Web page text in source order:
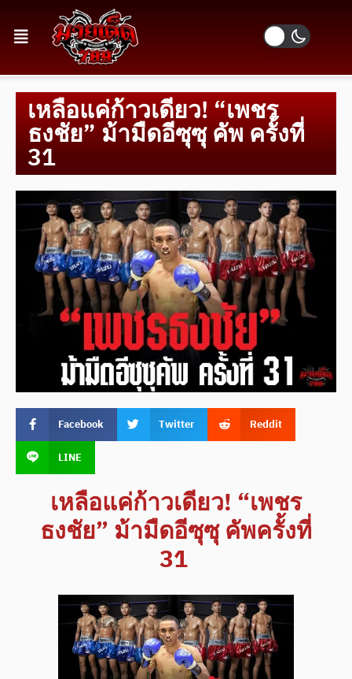
เหลือแค่ก้าวเดียว! “เพชร
ธงชัย” ม้ามืดอีซุซุ คัพ ครั้งที่
31
Facebook Twitter
Reddit
LINE
เหลือแค่ก้าวเดียว! “เพชร
ธงชัย” ม้ามืดอีซุซุ คัพครั้งที่
31